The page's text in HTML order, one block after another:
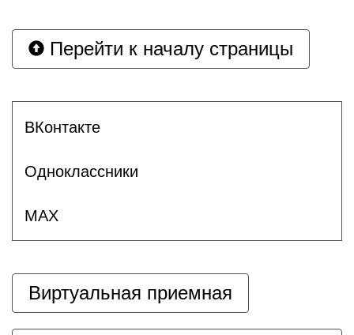
Перейти к началу страницы
ВКонтакте
Одноклассники
MAX
Виртуальная приемная